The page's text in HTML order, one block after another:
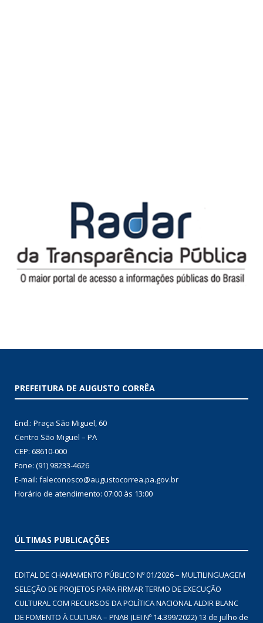
PREFEITURA DE AUGUSTO CORRÊA
End.: Praça São Miguel, 60
Centro São Miguel – PA
CEP: 68610-000
Fone: (91) 98233-4626
E-mail: faleconosco@augustocorrea.pa.gov.br
Horário de atendimento: 07:00 às 13:00
ÚLTIMAS PUBLICAÇÕES
EDITAL DE CHAMAMENTO PÚBLICO Nº 01/2026 – MULTILINGUAGEM
SELEÇÃO DE PROJETOS PARA FIRMAR TERMO DE EXECUÇÃO
CULTURAL COM RECURSOS DA POLÍTICA NACIONAL ALDIR BLANC
DE FOMENTO À CULTURA – PNAB (LEI Nº 14.399/2022) 13 de julho de